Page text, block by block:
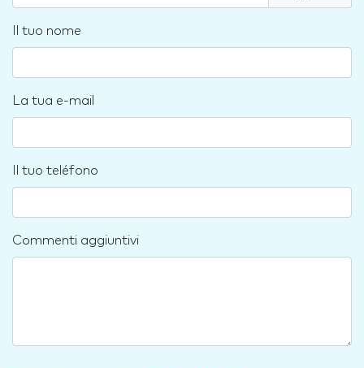
Il tuo nome
La tua e-mail
Il tuo teléfono
Commenti aggiuntivi